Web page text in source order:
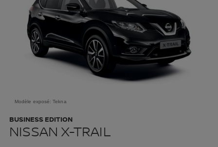
Modèle exposé: Tekna
NISSAN X-TRAIL
BUSINESS EDITION